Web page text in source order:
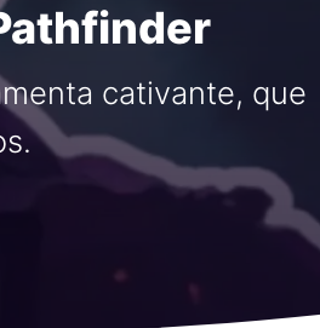
cativante, que